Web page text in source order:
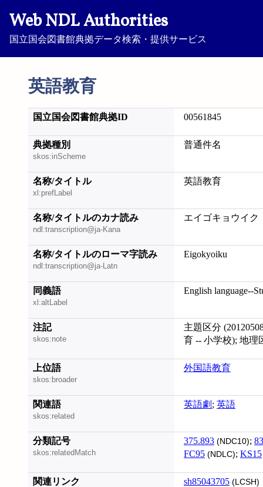
Web NDL Authorities
国立国会図書館典拠データ検索・提供サービス
英語教育
国立国会図書館典拠ID 00561845
典拠種別
skos:inScheme
普通件名
名称/タイトル
xl:prefLabel
英語教育
名称/タイトルのカナ読み
ndl:transcription@ja-Kana
エイゴキョウイク
名称/タイトルのローマ字読み
ndl:transcription@ja-Latn
Eigokyoiku
同義語
xl:altLabel
English language--
注記
skos:note
主題区分
育 -- 小学校); 地理
上位語
skos:broader
外国語教育
関連語
skos:related
英語劇 ; 英語
分類記号
skos:relatedMatch
375.893 (NDC10);
FC95 (NDLC); KS15
関連リンク sh85043705 (LCSH)